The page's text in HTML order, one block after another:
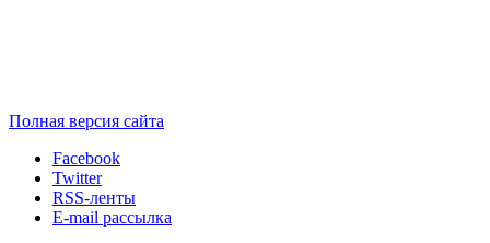
Полная версия сайта
Facebook
Twitter
RSS-ленты
E-mail рассылка